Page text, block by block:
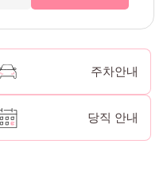
주차안내
당직 안내